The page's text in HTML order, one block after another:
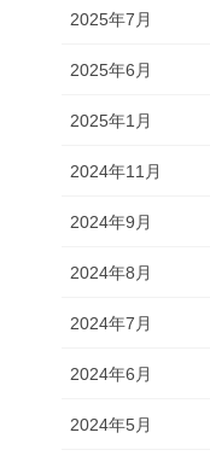
2025年7月
2025年6月
2025年1月
2024年11月
2024年9月
2024年8月
2024年7月
2024年6月
2024年5月